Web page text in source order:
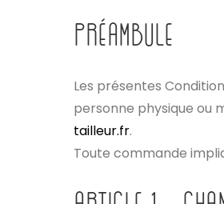
PRÉAMBULE
Les présentes
personne physique ou
tailleur.fr.
Toute commande